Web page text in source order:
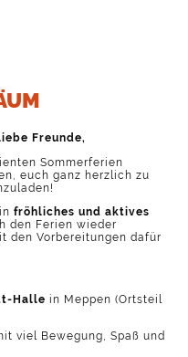
Freunde,
Sommerferien
euch ganz herzlich zu
fröhliches und aktives
den Ferien wieder
den Vorbereitungen dafür
Halle in Meppen (Ortsteil
viel Bewegung, Spaß und